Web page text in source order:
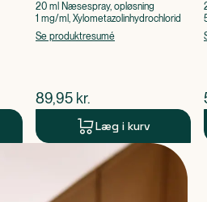
20 ml Næsespray, opløsning
1 mg/ml, Xylometazolinhydrochlorid
Se produktresumé
$nuværende pris
89,95 kr.
Læg i kurv